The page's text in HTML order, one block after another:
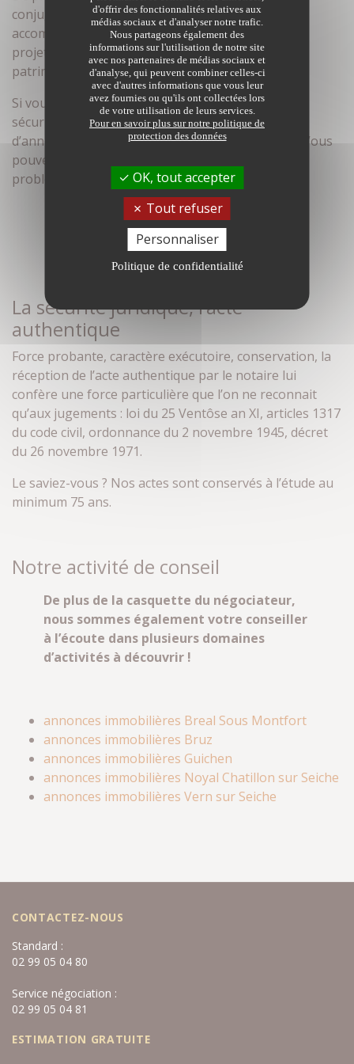
conjugue présent non seulement en achat et
accompagnement. Mais également pour tous vos
projets familiaux, d’entreprises, ou de gestion
patrimoniale.
Si vous aussi vous désirez prendre le virage de la
sécurité immobilière, faites appel à notre service
d’annonces et
gestion immo à Vern sur Seiche
. Vous
pouvez également nous faire part de votre
problématique au :02 99 05 04 80.
La sécurité juridique, l’acte
authentique
Force probante, caractère exécutoire, conservation, la
réception de l’acte authentique par le notaire lui
confère une force particulière que l’on ne reconnait
qu’aux jugements : loi du 25 Ventôse an XI, articles 1317
du code civil, ordonnance du 2 novembre 1945, décret
du 26 novembre 1971.
Le saviez-vous ? Nos actes sont conservés à l’étude au
minimum 75 ans.
Notre activité de conseil
De plus de la casquette du négociateur,
nous sommes également votre conseiller
à l’écoute dans plusieurs domaines
d’activités à découvrir !
annonces immobilières Breal Sous Montfort
annonces immobilières Bruz
annonces immobilières Guichen
annonces immobilières Noyal Chatillon sur Seiche
annonces immobilières Vern sur Seiche
CONTACTEZ-NOUS
Standard :
02 99 05 04 80
Service négociation :
02 99 05 04 81
ESTIMATION GRATUITE
d'offrir des fonctionnalités relatives aux
médias sociaux et d'analyser notre trafic.
Nous partageons également des
informations sur l'utilisation de notre site
avec nos partenaires de médias sociaux et
d'analyse, qui peuvent combiner celles-ci
avec d'autres informations que vous leur
avez fournies ou qu'ils ont collectées lors
de votre utilisation de leurs services.
Pour en savoir plus sur notre politique de
protection des données
OK, tout accepter
Tout refuser
Personnaliser
Politique de confidentialité